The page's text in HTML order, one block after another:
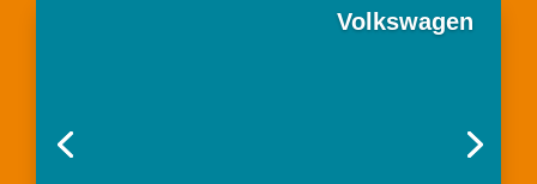
Volkswagen